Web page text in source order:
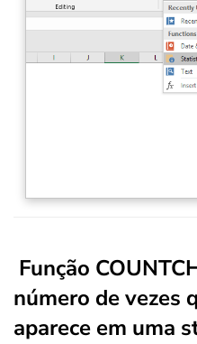
Função
número de vezes
aparece em uma